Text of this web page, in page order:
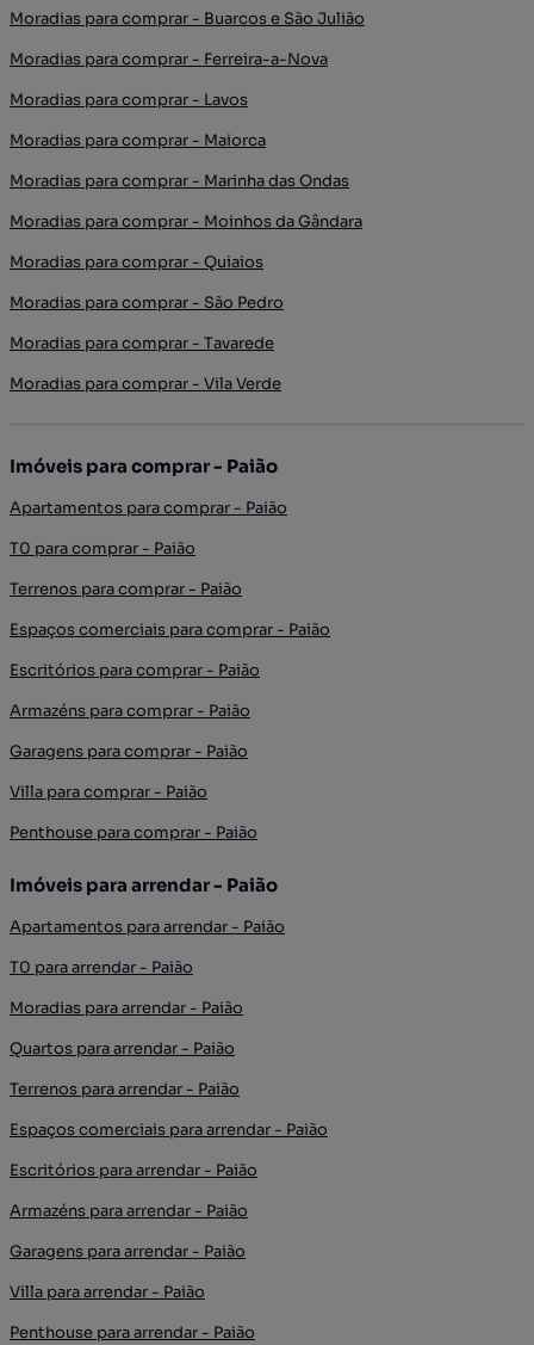
Moradias para comprar - Buarcos e São Julião
Moradias para comprar - Ferreira-a-Nova
Moradias para comprar - Lavos
Moradias para comprar - Maiorca
Moradias para comprar - Marinha das Ondas
Moradias para comprar - Moinhos da Gândara
Moradias para comprar - Quiaios
Moradias para comprar - São Pedro
Moradias para comprar - Tavarede
Moradias para comprar - Vila Verde
Imóveis para comprar - Paião
Apartamentos para comprar - Paião
T0 para comprar - Paião
Terrenos para comprar - Paião
Espaços comerciais para comprar - Paião
Escritórios para comprar - Paião
Armazéns para comprar - Paião
Garagens para comprar - Paião
Villa para comprar - Paião
Penthouse para comprar - Paião
Imóveis para arrendar - Paião
Apartamentos para arrendar - Paião
T0 para arrendar - Paião
Moradias para arrendar - Paião
Quartos para arrendar - Paião
Terrenos para arrendar - Paião
Espaços comerciais para arrendar - Paião
Escritórios para arrendar - Paião
Armazéns para arrendar - Paião
Garagens para arrendar - Paião
Villa para arrendar - Paião
Penthouse para arrendar - Paião